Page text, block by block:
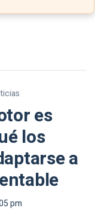
es
los
a
pm